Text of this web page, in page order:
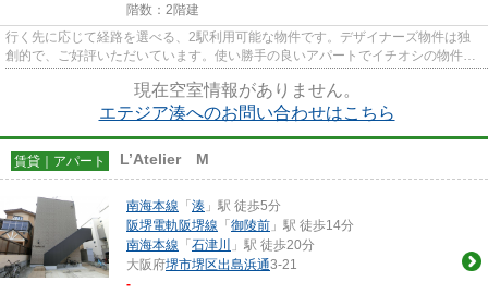
階数：2階建
行く先に応じて経路を選べる、2駅利用可能な物件です。デザイナーズ物件は独
創的で、ご好評いただいています。使い勝手の良いアパートでイチオシの物件で
現在空室情報がありません。
エテジア湊へのお問い合わせはこちら
賃貸｜アパート L’Atelier M
南海本線 「 湊 」駅 徒歩5分
阪堺電軌阪堺線 「 御陵前 」駅 徒歩14分
南海本線 「 石津川
」駅 徒歩20分
大阪府堺市堺区出島浜通3-21
-